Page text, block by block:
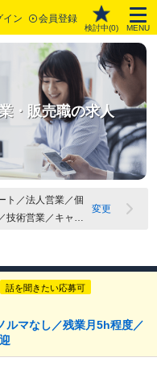
イン 会員登録
検討中(0) MENU
・販売職の求人
ト／法人営業／個
技術営業／キャリ
パレル・雑貨・
ーバイザー・エリ
売員・サービスス
変更
話を聞きたい応募可
ルマなし／残業月5h程度／